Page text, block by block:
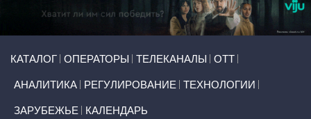
КАТАЛОГ ОПЕРАТОРЫ ТЕЛЕКАНАЛЫ ОТТ
АНАЛИТИКА РЕГУЛИРОВАНИЕ ТЕХНОЛОГИИ
ЗАРУБЕЖЬЕ КАЛЕНДАРЬ